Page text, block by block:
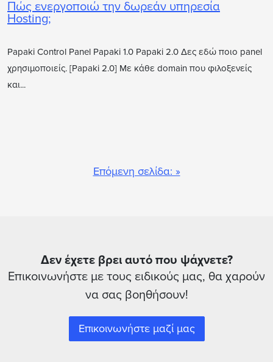
Πώς ενεργοποιώ την δωρεάν υπηρεσία
Hosting;
Papaki Control Panel Papaki 1.0 Papaki 2.0 Δες εδώ ποιο panel
χρησιμοποιείς. [Papaki 2.0] Με κάθε domain που φιλοξενείς
και...
Επόμενη σελίδα: »
Δεν έχετε βρει αυτό που ψάχνετε?
Επικοινωνήστε με τους ειδικούς μας, θα χαρούν
να σας βοηθήσουν!
Επικοινωνήστε μαζί μας